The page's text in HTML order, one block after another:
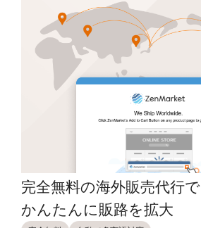
完全無料の海外販売代行で
かんたんに販路を拡大